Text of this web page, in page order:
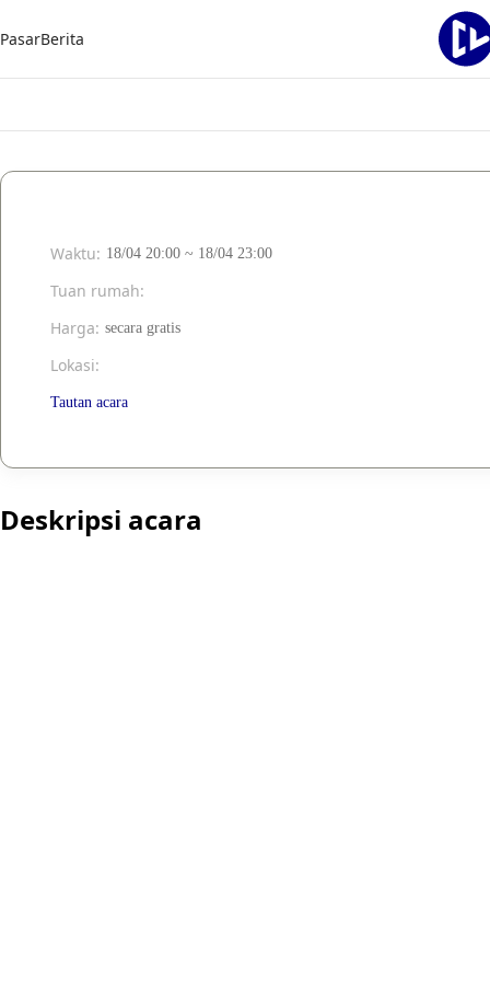
PasarBerita
Waktu: 18/04 20:00 ~ 18/04 23:00
Tuan rumah:
Harga: secara gratis
Lokasi:
Tautan acara
Deskripsi acara